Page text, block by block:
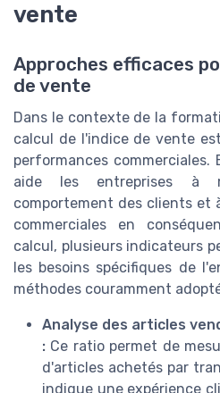
vente
Approches efficaces
de vente
Dans le contexte de la
calcul de l'indice de vente
performances
aide les entreprises à
comportement des clients et
commerciales en
calcul, plusieurs indicateurs
les besoins spécifiques de
méthodes couramment
Analyse des articles
: Ce ratio permet de
d'articles achetés par
indique une expérience